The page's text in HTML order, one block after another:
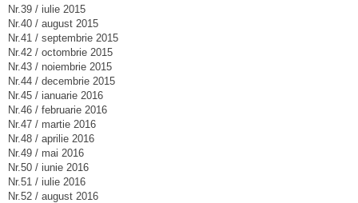
Nr.39 / iulie 2015
Nr.40 / august 2015
Nr.41 / septembrie 2015
Nr.42 / octombrie 2015
Nr.43 / noiembrie 2015
Nr.44 / decembrie 2015
Nr.45 / ianuarie 2016
Nr.46 / februarie 2016
Nr.47 / martie 2016
Nr.48 / aprilie 2016
Nr.49 / mai 2016
Nr.50 / iunie 2016
Nr.51 / iulie 2016
Nr.52 / august 2016